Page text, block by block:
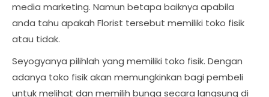
media marketing. Namun betapa baiknya apabila
anda tahu apakah Florist tersebut memiliki toko fisik
atau tidak.
Seyogyanya pilihlah yang memiliki toko fisik. Dengan
adanya toko fisik akan memungkinkan bagi pembeli
untuk melihat dan memilih bunga secara langsung di